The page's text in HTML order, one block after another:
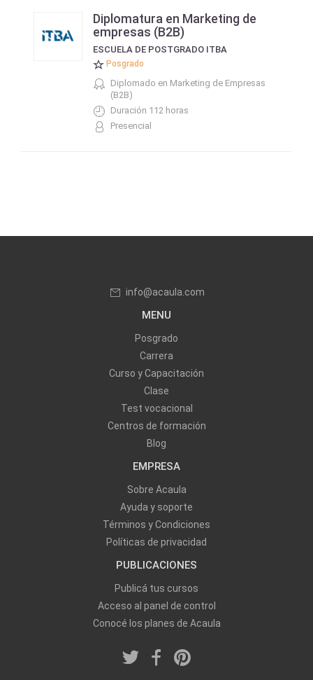
Diplomatura en Marketing de
empresas (B2B)
ESCUELA DE POSTGRADO ITBA
Posgrado
Diplomado en Marketing de Empresas
(B2B)
Duración 112 horas
Presencial
info@acaula.com
MENU
Posgrado
Carrera
Curso y Capacitación
Clase
Test vocacional
Centros de formación
Blog
EMPRESA
Sobre Acaula
Ayuda y soporte
Términos y Condiciones
Políticas de privacidad
PUBLICACIONES
Publicá tus cursos
Acceso al panel de control
Conocé los planes de Acaula